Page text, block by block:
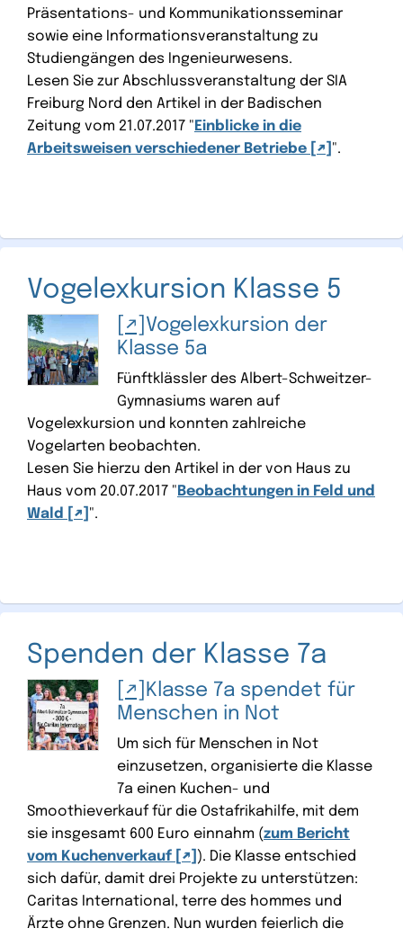
Präsentations- und Kommunikationsseminar
sowie eine Informationsveranstaltung zu
Studiengängen des Ingenieurwesens.
Lesen Sie zur Abschlussveranstaltung der SIA
Freiburg Nord den Artikel in der Badischen
Zeitung vom 21.07.2017 " Einblicke in die
Arbeitsweisen verschiedener Betriebe
".
Vogelexkursion Klasse 5
Vogelexkursion der
Klasse 5a
Fünftklässler des Albert-Schweitzer-
Gymnasiums waren auf
Vogelexkursion und konnten zahlreiche
Vogelarten beobachten.
Lesen Sie hierzu den Artikel in der von Haus zu
Haus vom 20.07.2017 " Beobachtungen in Feld und
Wald
".
Spenden der Klasse 7a
Klasse 7a spendet für
Menschen in Not
Um sich für Menschen in Not
einzusetzen, organisierte die Klasse
7a einen Kuchen- und
Smoothieverkauf für die Ostafrikahilfe, mit dem
sie insgesamt 600 Euro einnahm (zum Bericht
vom Kuchenverkauf
). Die Klasse entschied
sich dafür, damit drei Projekte zu unterstützen:
Caritas International, terre des hommes und
Ärzte ohne Grenzen. Nun wurden feierlich die